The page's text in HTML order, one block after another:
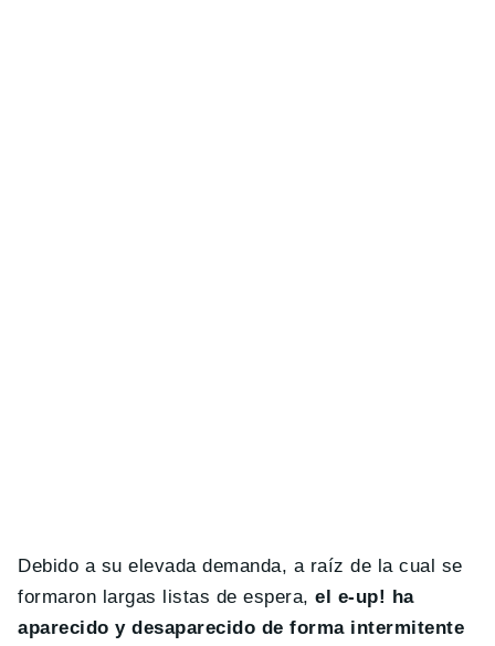
Debido a su elevada demanda, a raíz de la cual se
formaron largas listas de espera,el e-up! ha
aparecido y desaparecido de forma intermitente